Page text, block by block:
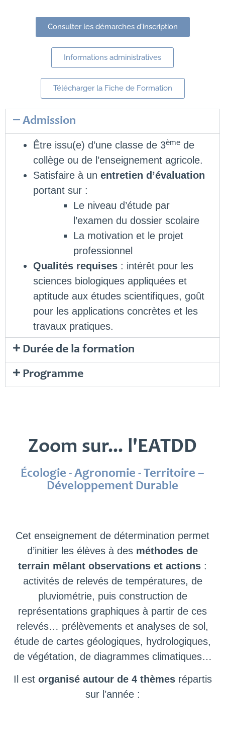
Admission
Être issu(e) d’une classe de 3ème de
collège ou de l’enseignement agricole.
Satisfaire à un entretien d’évaluation
portant sur :
Le niveau d’étude par
l’examen du dossier scolaire
La motivation et le projet
professionnel
Qualités requises : intérêt pour les
sciences biologiques appliquées et
aptitude aux études scientifiques, goût
pour les applications concrètes et les
travaux pratiques.
Durée de la formation
Programme
Consulter les démarches d'inscription
Informations administratives
Télécharger la Fiche de Formation
Zoom sur... l'EATDD
Écologie - Agronomie - Territoire –
Développement Durable
Cet enseignement de détermination permet
d’initier les élèves à des méthodes de
terrain mêlant observations et actions :
activités de relevés de températures, de
pluviométrie, puis construction de
représentations graphiques à partir de ces
relevés… prélèvements et analyses de sol,
étude de cartes géologiques, hydrologiques,
de végétation, de diagrammes climatiques…
Il est organisé autour de 4 thèmesrépartis
sur l’année :